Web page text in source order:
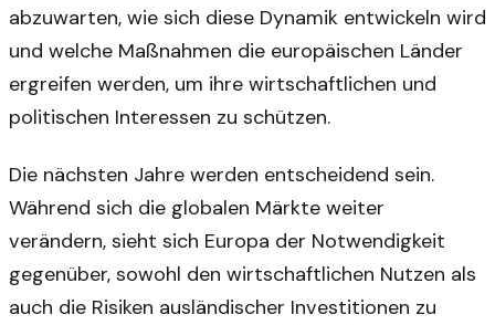
abzuwarten, wie sich diese Dynamik entwickeln wird
und welche Maßnahmen die europäischen Länder
ergreifen werden, um ihre wirtschaftlichen und
politischen Interessen zu schützen.
Die nächsten Jahre werden entscheidend sein.
Während sich die globalen Märkte weiter
verändern, sieht sich Europa der Notwendigkeit
gegenüber, sowohl den wirtschaftlichen Nutzen als
auch die Risiken ausländischer Investitionen zu